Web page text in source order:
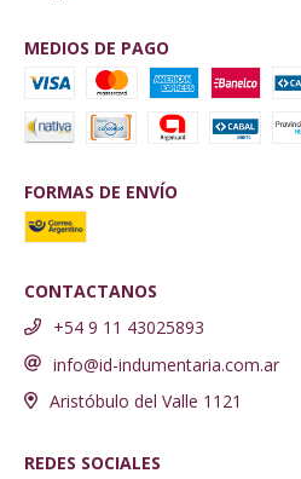
MEDIOS DE PAGO
FORMAS DE ENVÍO
CONTACTANOS
+54 9 11 43025893
info@id-indumentaria.com.ar
Aristóbulo del Valle 1121
REDES SOCIALES